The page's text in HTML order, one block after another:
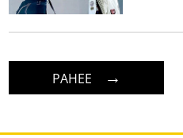
РАНЕЕ